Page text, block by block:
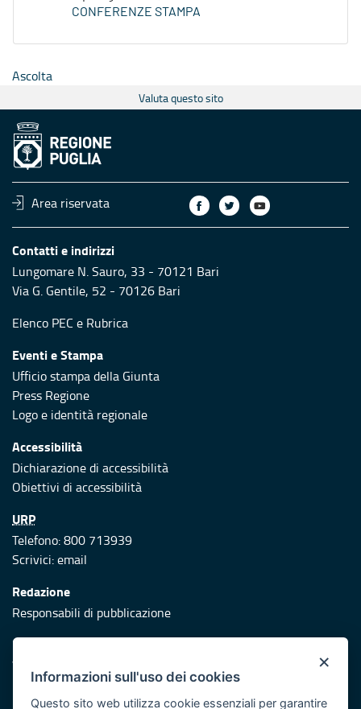
CONFERENZE STAMPA
Ascolta
Valuta questo sito
Area riservata
Contatti e indirizzi
Lungomare N. Sauro, 33 - 70121 Bari
Via G. Gentile, 52 - 70126 Bari
Elenco PEC e Rubrica
Eventi e Stampa
Ufficio stampa della Giunta
Press Regione
Logo e identità regionale
Accessibilità
Dichiarazione di accessibilità
Obiettivi di accessibilità
URP
Telefono: 800 713939
Scrivici:email
Redazione
Responsabili di pubblicazione
Protezione civile
Vai al sito di Protezione Civile Puglia
Iniziativa finanziata con risorse del POR Puglia 2014/2020 -
×
Informazioni sull'uso dei cookies
Questo sito web utilizza cookie essenziali per garantire